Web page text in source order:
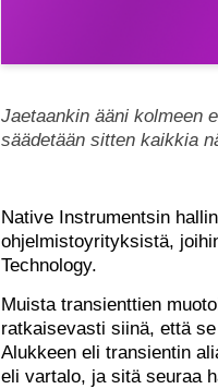
Jaetaankin ääni kolmeen
säädetään sitten kaikkia
Native Instrumentsin
ohjelmistoyrityksistä,
Technology.
Muista transienttien
ratkaisevasti siinä, että
Alukkeen eli transientin
eli vartalo, ja sitä seuraa